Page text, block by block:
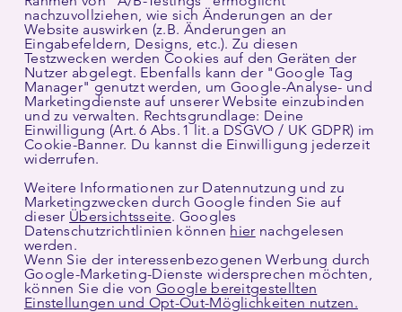
nachzuvollziehen, wie sich Änderungen an der
Website auswirken (z.B. Änderungen an
Eingabefeldern, Designs, etc.). Zu diesen
Testzwecken werden Cookies auf den Geräten der
Nutzer abgelegt. Ebenfalls kann der "Google Tag
Manager" genutzt werden, um Google-Analyse- und
Marketingdienste auf unserer Website einzubinden
und zu verwalten. Rechtsgrundlage: Deine
Einwilligung (Art. 6 Abs. 1 lit. a DSGVO / UK GDPR) im
Cookie-Banner. Du kannst die Einwilligung jederzeit
widerrufen.
Weitere Informationen zur Datennutzung und zu
Marketingzwecken durch Google finden Sie auf
dieser Übersichtsseite. Googles
Datenschutzrichtlinien können hier nachgelesen
werden.
Wenn Sie der interessenbezogenen Werbung durch
Google-Marketing-Dienste widersprechen möchten,
können Sie die von Google bereitgestellten
Einstellungen und Opt-Out-Möglichkeiten nutzen.